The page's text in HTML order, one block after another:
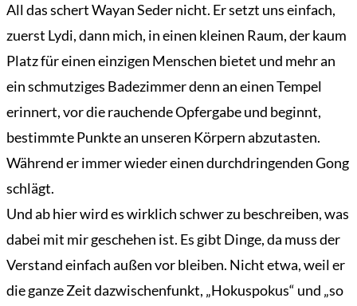
All das schert Wayan Seder nicht. Er setzt uns einfach,
zuerst Lydi, dann mich, in einen kleinen Raum, der kaum
Platz für einen einzigen Menschen bietet und mehr an
ein schmutziges Badezimmer denn an einen Tempel
erinnert, vor die rauchende Opfergabe und beginnt,
bestimmte Punkte an unseren Körpern abzutasten.
Während er immer wieder einen durchdringenden Gong
schlägt.
Und ab hier wird es wirklich schwer zu beschreiben, was
dabei mit mir geschehen ist. Es gibt Dinge, da muss der
Verstand einfach außen vor bleiben. Nicht etwa, weil er
die ganze Zeit dazwischenfunkt, „Hokuspokus“ und „so